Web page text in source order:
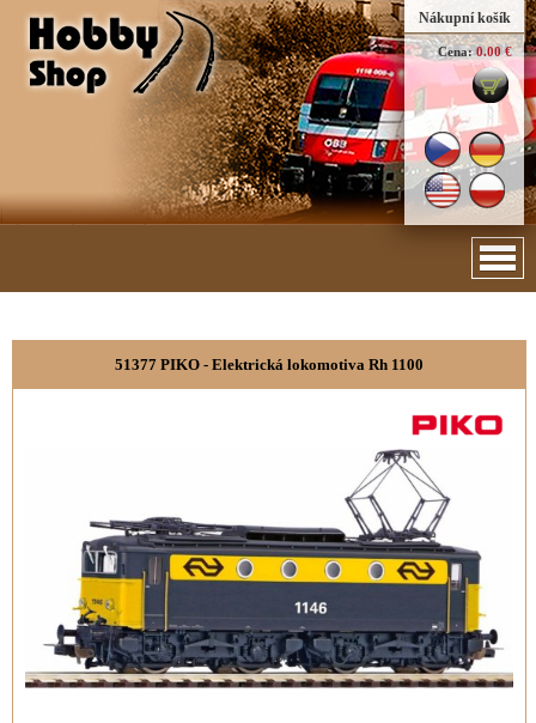
Nákupní košík
Cena: 0.00 €
51377 PIKO - Elektrická lokomotiva Rh 1100